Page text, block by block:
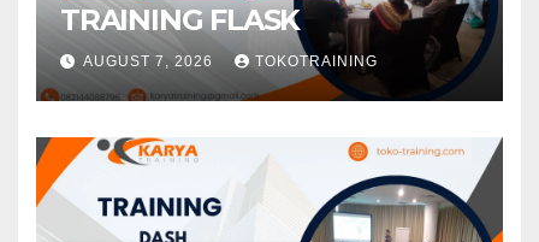
TRAINING FLASK
AUGUST 7, 2026 TOKOTRAINING